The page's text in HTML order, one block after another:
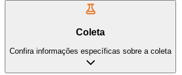
Coleta
Confira informações específicas sobre a coleta